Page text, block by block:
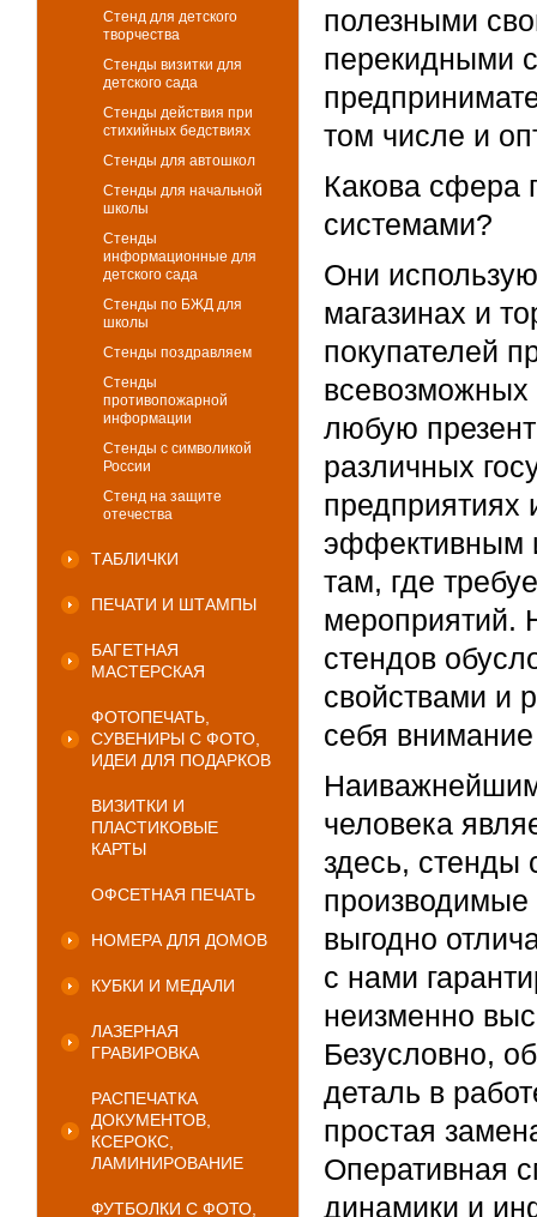
Стенд для детского
творчества
Стенды визитки для
детского сада
Стенды действия при
стихийных бедствиях
Стенды для автошкол
Стенды для начальной
школы
Стенды
информационные для
детского сада
Стенды по БЖД для
школы
Стенды поздравляем
Стенды
противопожарной
информации
Стенды с символикой
России
Стенд на защите
отечества
ТАБЛИЧКИ
ПЕЧАТИ И ШТАМПЫ
БАГЕТНАЯ
МАСТЕРСКАЯ
ФОТОПЕЧАТЬ,
СУВЕНИРЫ С ФОТО,
ИДЕИ ДЛЯ ПОДАРКОВ
ВИЗИТКИ И
ПЛАСТИКОВЫЕ
КАРТЫ
ОФСЕТНАЯ ПЕЧАТЬ
НОМЕРА ДЛЯ ДОМОВ
КУБКИ И МЕДАЛИ
ЛАЗЕРНАЯ
ГРАВИРОВКА
РАСПЕЧАТКА
ДОКУМЕНТОВ,
КСЕРОКС,
ЛАМИНИРОВАНИЕ
ФУТБОЛКИ С ФОТО,
полезными
перекидными
том числе и
Какова сфера
системами?
Они
магазинах и
покупателей
всевозможных
любую
различных
предприятиях
эффективным
там, где
мероприятий.
стендов
свойствами и
себя
человека
здесь,
выгодно
с нами
неизменно
Безусловно,
деталь в
простая
Оперативная
динамики и